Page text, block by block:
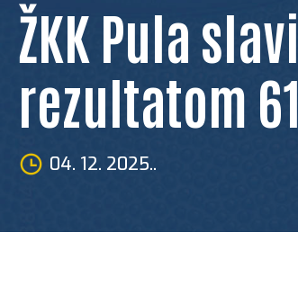
ŽKK Pula
rezultatom
04. 12. 2025..